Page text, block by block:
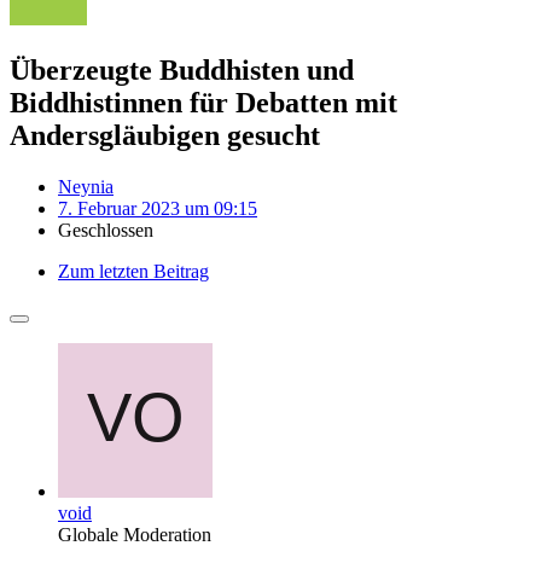
Überzeugte Buddhisten und
Biddhistinnen für Debatten mit
Andersgläubigen gesucht
Neynia
7. Februar 2023 um 09:15
Geschlossen
Zum letzten Beitrag
void
Globale Moderation